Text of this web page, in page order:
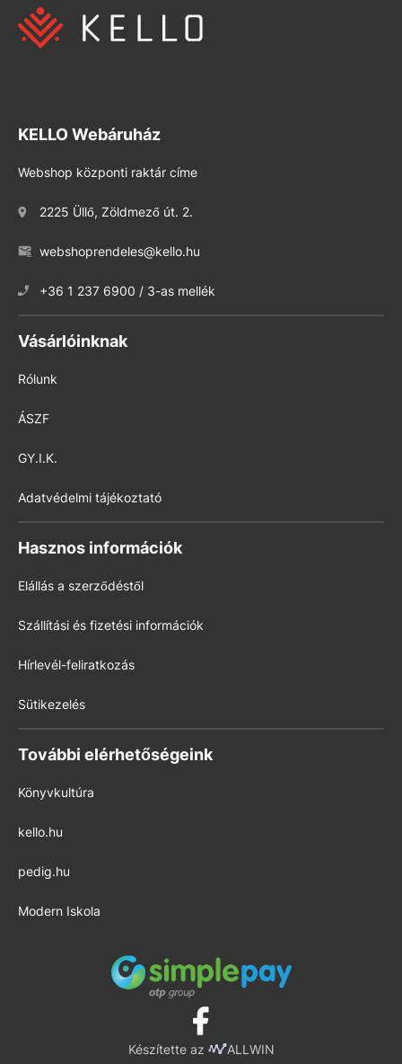
KELLO Webáruház
Webshop központi raktár címe
2225 Üllő, Zöldmező út. 2.
webshoprendeles@kello.hu
+36 1 237 6900 / 3-as mellék
Vásárlóinknak
Rólunk
ÁSZF
GY.I.K.
Adatvédelmi tájékoztató
Hasznos információk
Elállás a szerződéstől
Szállítási és fizetési információk
Hírlevél-feliratkozás
Sütikezelés
További elérhetőségeink
Könyvkultúra
kello.hu
pedig.hu
Modern Iskola
Készítette az ALLWIN